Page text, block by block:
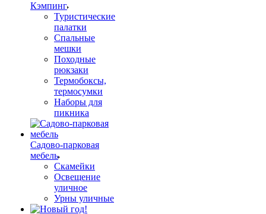
Кэмпинг
Туристические
палатки
Спальные
мешки
Походные
рюкзаки
Термобоксы,
термосумки
Наборы для
пикника
Садово-парковая
мебель
Скамейки
Освещение
уличное
Урны уличные